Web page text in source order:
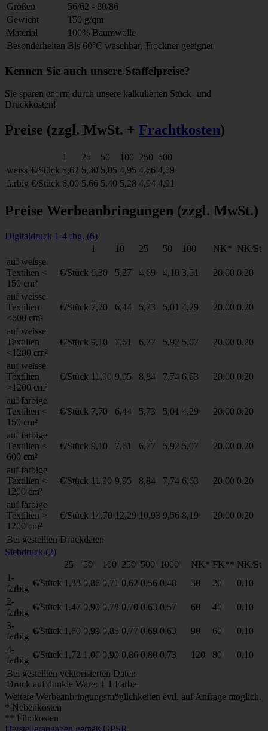
Größen
56/62 - 80/86
Gewicht
150 g/qm
Material
100% Baumwolle
Besonderheiten Bis 60°C waschbar, Trockner geeignet
Kennen Sie auch unsere Staffelpreise?
Sie sparen enorm durch unsere kalkulierten Stück- und
Druckkosten!
Preise (zzgl. MwSt. + Frachtkosten)
1 25 50 100 250 500
weiss €/Stück 5,62 5,30 5,05 4,95 4,66 4,59
farbig €/Stück 6,00 5,66 5,40 5,28 4,94 4,91
Preise Werbeanbringungen (zzgl. MwSt.)
Digitaldruck 1-4 fbg. (6)
1
10 25 50 100 NK* NK/St
auf weisse
Textilien <
150 cm²
€/Stück 6,30 5,27 4,69 4,10 3,51 20.00 0.20
auf weisse
Textilien
<600 cm²
€/Stück 7,70 6,44 5,73 5,01 4,29 20.00 0.20
auf weisse
Textilien
<1200 cm²
€/Stück 9,10 7,61 6,77 5,92 5,07 20.00 0.20
auf weisse
Textilien
>1200 cm²
€/Stück 11,90 9,95 8,84 7,74 6,63 20.00 0.20
auf farbige
Textilien <
150 cm²
€/Stück 7,70 6,44 5,73 5,01 4,29 20.00 0.20
auf farbige
Textilien <
600 cm²
€/Stück 9,10 7,61 6,77 5,92 5,07 20.00 0.20
auf farbige
Textilien <
1200 cm²
€/Stück 11,90 9,95 8,84 7,74 6,63 20.00 0.20
auf farbige
Textilien >
1200 cm²
€/Stück 14,70 12,29 10,93 9,56 8,19 20.00 0.20
Bei gestellten Druckdaten
Siebdruck (2)
25
50 100 250 500 1000 NK* FK** NK/St
1-
farbig
€/Stück 1,33 0,86 0,71 0,62 0,56 0,48 30 20
0.10
2-
farbig
€/Stück 1,47 0,90 0,78 0,70 0,63 0,57 60 40
0.10
3-
farbig
€/Stück 1,60 0,99 0,85 0,77 0,69 0,63 90 60
0.10
4-
farbig
€/Stück 1,72 1,06 0,90 0,86 0,80 0,73 120 80
0.10
Bei gestellten vektorisierten Daten
Druck auf dunkle Ware: + 1 Farbe
Weitere Werbeanbringungsmöglichkeiten evtl. auf Anfrage möglich.
* Nebenkosten
** Filmkosten
Herstellerangaben gemäß GPSR